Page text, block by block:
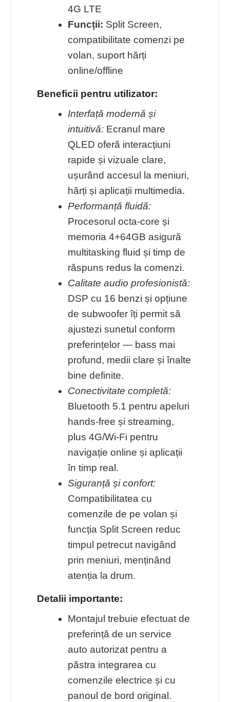
4G LTE
Funcții: Split Screen,
compatibilitate comenzi pe
volan, suport hărți
online/offline
Beneficii pentru utilizator:
Interfață modernă și
intuitivă: Ecranul mare
QLED oferă interacțiuni
rapide și vizuale clare,
ușurând accesul la meniuri,
hărți și aplicații multimedia.
Performanță fluidă:
Procesorul octa-core și
memoria 4+64GB asigură
multitasking fluid și timp de
răspuns redus la comenzi.
Calitate audio profesionistă:
DSP cu 16 benzi și opțiune
de subwoofer îți permit să
ajustezi sunetul conform
preferințelor — bass mai
profund, medii clare și înalte
bine definite.
Conectivitate completă:
Bluetooth 5.1 pentru apeluri
hands-free și streaming,
plus 4G/Wi‑Fi pentru
navigație online și aplicații
în timp real.
Siguranță și confort:
Compatibilitatea cu
comenzile de pe volan și
funcția Split Screen reduc
timpul petrecut navigând
prin meniuri, menținând
atenția la drum.
Detalii importante:
Montajul trebuie efectuat de
preferință de un service
auto autorizat pentru a
păstra integrarea cu
comenzile electrice și cu
panoul de bord original.